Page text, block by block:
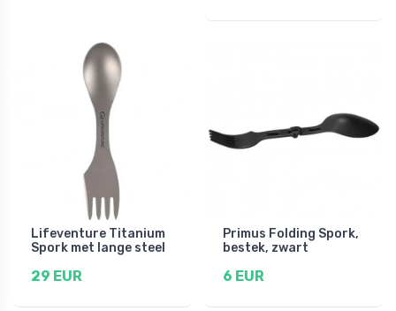
Lifeventure Titanium
Spork met lange steel
29 EUR
Primus Folding Spork,
bestek, zwart
6 EUR